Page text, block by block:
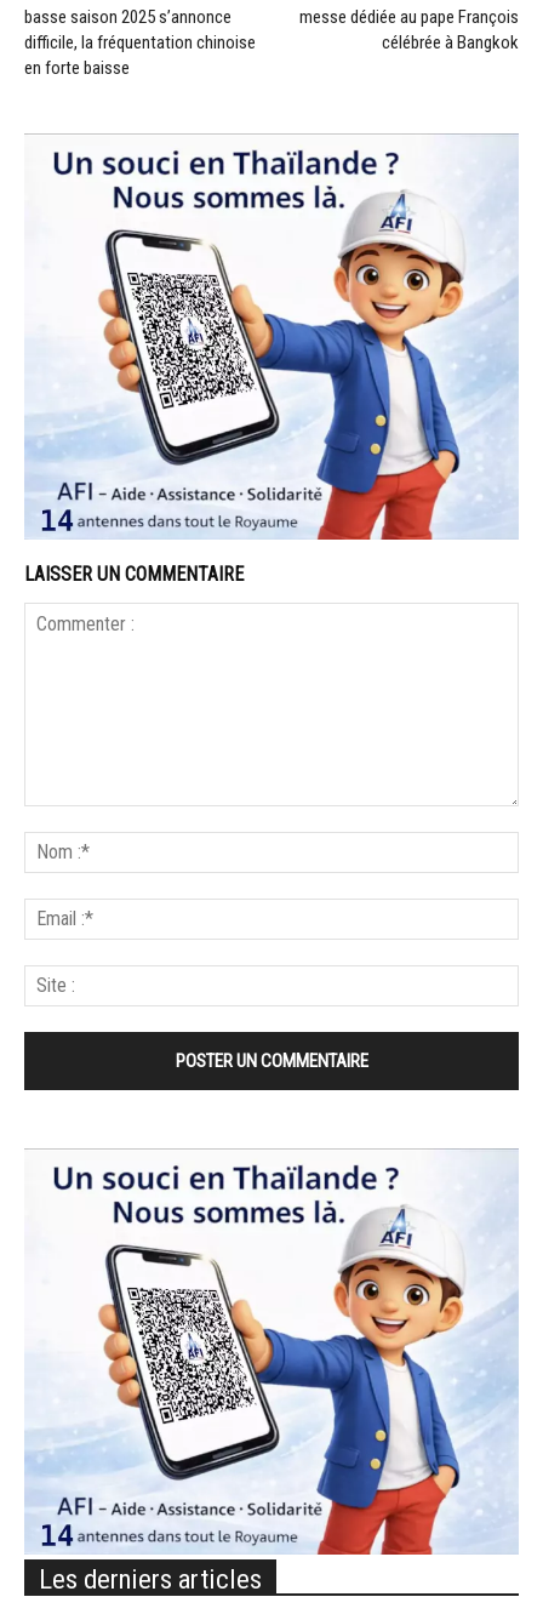
basse saison 2025 s’annonce
difficile, la fréquentation chinoise
en forte baisse
messe dédiée au pape François
célébrée à Bangkok
LAISSER UN COMMENTAIRE
Les derniers articles